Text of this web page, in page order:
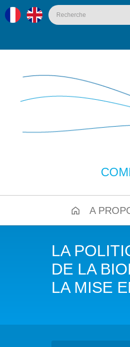
A
NOTRE
LES
NOTRE
LA
DE LA
LA MISE